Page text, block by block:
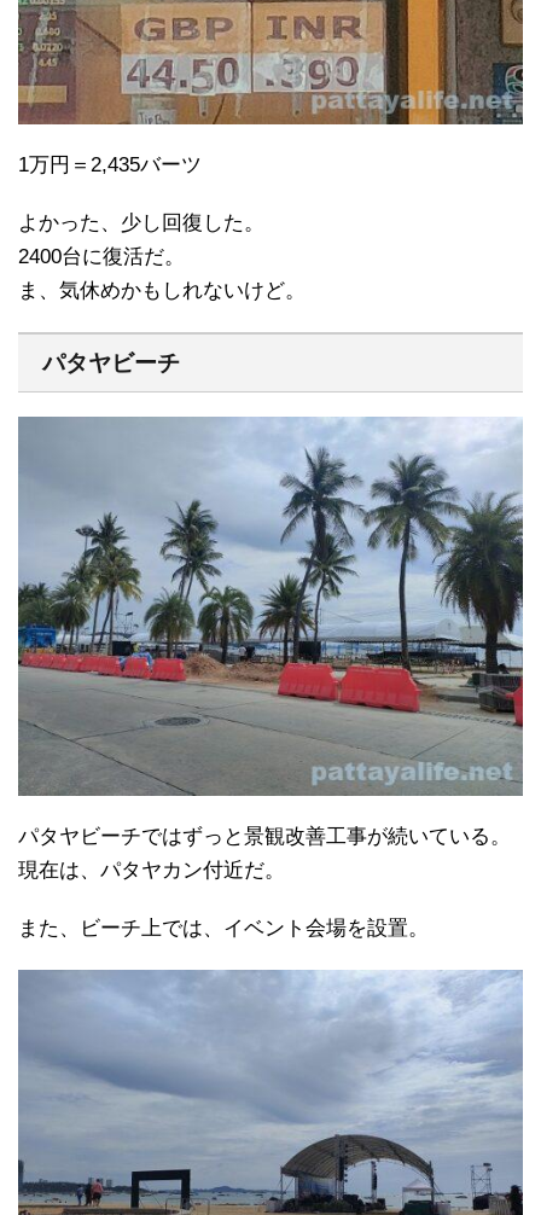
1万円＝2,435バーツ
よかった、少し回復した。
2400台に復活だ。
ま、気休めかもしれないけど。
パタヤビーチ
パタヤビーチではずっと景観改善工事が続いている。
現在は、パタヤカン付近だ。
また、ビーチ上では、イベント会場を設置。